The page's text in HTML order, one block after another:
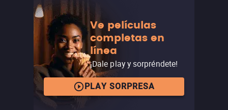
Ve películas
completas en
línea
¡Dale play y sorpréndete!
PLAY SORPRESA